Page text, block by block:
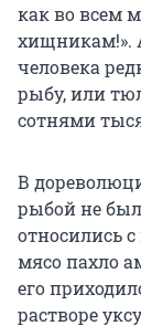
как во всем
хищникам!».
человека
рыбу, или
сотнями
В
рыбой не
относились
мясо пахло
его
растворе